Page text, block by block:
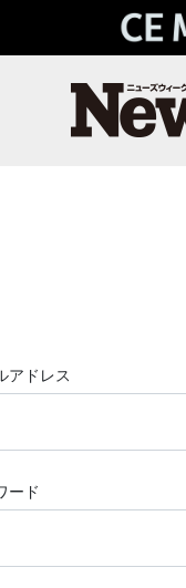
アドレス
ード